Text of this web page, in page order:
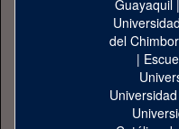
Guayaquil|
del
|